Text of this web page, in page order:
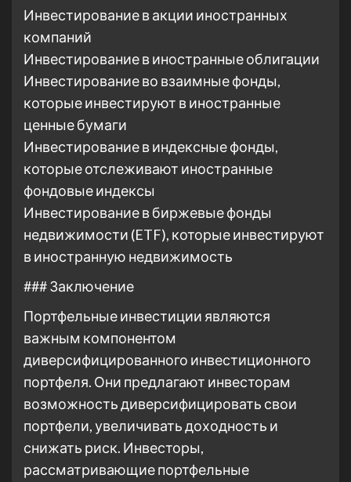
Инвестирование в акции иностранных
компаний
Инвестирование в иностранные облигации
Инвестирование во взаимные фонды,
которые инвестируют в иностранные
ценные бумаги
Инвестирование в индексные фонды,
которые отслеживают иностранные
фондовые индексы
Инвестирование в биржевые фонды
недвижимости (ETF), которые инвестируют
в иностранную недвижимость
### Заключение
Портфельные инвестиции являются
важным компонентом
диверсифицированного инвестиционного
портфеля. Они предлагают инвесторам
возможность диверсифицировать свои
портфели, увеличивать доходность и
снижать риск. Инвесторы,
рассматривающие портфельные